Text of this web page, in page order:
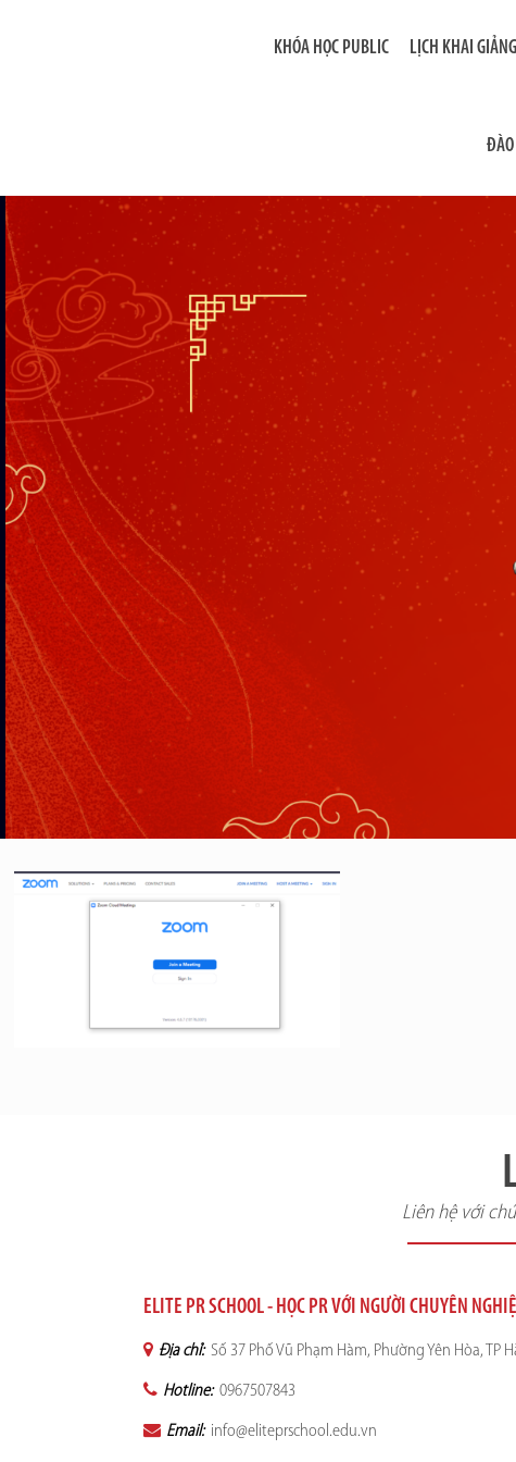
KHÓA HỌC PUBLIC LỊCH KHAI GIẢNG
ĐÀO
Liên hệ với
ELITE PR SCHOOL - HỌC PR VỚI NGƯỜI CHUYÊN
Địa chỉ: Số 37 Phố Vũ Phạm Hàm, Phường Yên Hòa, TP
Hotline: 0967507843
Email: info@eliteprschool.edu.vn